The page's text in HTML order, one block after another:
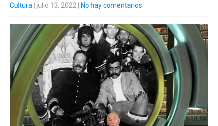
Cultura | julio 13, 2022 No hay comentarios